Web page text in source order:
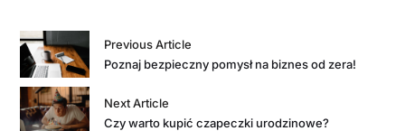
Previous Article
Poznaj bezpieczny pomysł na biznes od zera!
Next Article
Czy warto kupić czapeczki urodzinowe?